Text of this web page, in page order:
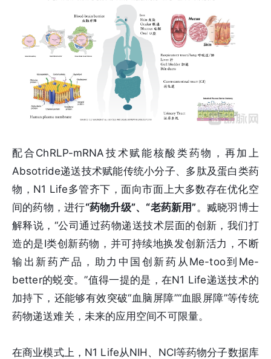
配合ChRLP-mRNA技术赋能核酸类药物，再加上
Absotride递送技术赋能传统小分子、多肽及蛋白类药
物，N1 Life多管齐下，面向市面上大多数存在优化空
间的药物，进行“药物升级”、“老药新用”。臧晓羽博士
解释说，“公司通过药物递送技术层面的创新，我们打
造的是Ⅰ类创新药物，并可持续地换发创新活力，不断
输出新药产品，助力中国创新药从Me-too到Me-
better的蜕变。”值得一提的是，在N1 Life递送技术的
加持下，还能够有效突破“血脑屏障”“血眼屏障”等传统
药物递送难关，未来的应用空间不可限量。
在商业模式上，N1 Life从NIH、NCI等药物分子数据库